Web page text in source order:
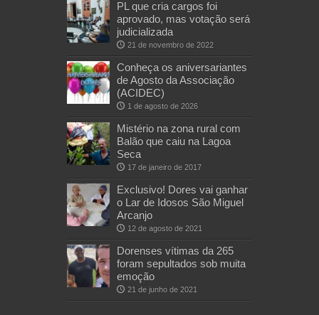
PL que cria cargos foi
aprovado, mas votação será
judicializada
21 de novembro de 2022
Conheça os aniversariantes
de Agosto da Associação
(ACIDEC)
1 de agosto de 2026
Mistério na zona rural com
Balão que caiu na Lagoa
Seca
17 de janeiro de 2017
Exclusivo! Dores vai ganhar
o Lar de Idosos São Miguel
Arcanjo
12 de agosto de 2021
Dorenses vítimas da 265
foram sepultados sob muita
emoção
21 de junho de 2021